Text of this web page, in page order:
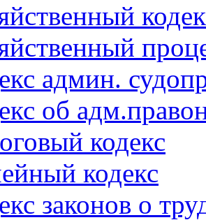
админ.
об
кодекс
кодекс
законов о